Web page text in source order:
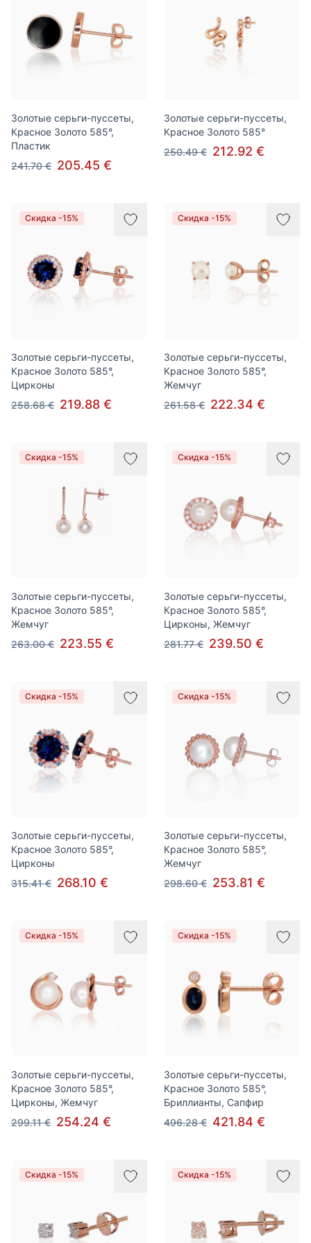
Золотые серьги-пуссеты,
Красное Золото 585°,
Пластик
241.70 € 205.45 €
Золотые серьги-пуссеты,
Красное Золото 585°
250.49 € 212.92 €
Скидка -15%
Золотые серьги-пуссеты,
Красное Золото 585°,
Цирконы
258.68 € 219.88 €
Скидка -15%
Золотые серьги-пуссеты,
Красное Золото 585°,
Жемчуг
261.58 € 222.34 €
Скидка -15%
Золотые серьги-пуссеты,
Красное Золото 585°,
Жемчуг
263.00 € 223.55 €
Скидка -15%
Золотые серьги-пуссеты,
Красное Золото 585°,
Цирконы, Жемчуг
281.77 € 239.50 €
Скидка -15%
Золотые серьги-пуссеты,
Красное Золото 585°,
Цирконы
315.41 € 268.10 €
Скидка -15%
Золотые серьги-пуссеты,
Красное Золото 585°,
Жемчуг
298.60 € 253.81 €
Скидка -15%
Золотые серьги-пуссеты,
Красное Золото 585°,
Цирконы, Жемчуг
299.11 € 254.24 €
Скидка -15%
Золотые серьги-пуссеты,
Красное Золото 585°,
Бриллианты, Сапфир
496.28 € 421.84 €
Скидка -15% Скидка -15%